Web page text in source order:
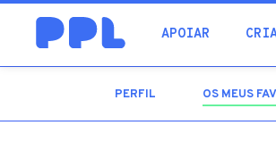
APOIAR
procura
PERFIL OS MEUS